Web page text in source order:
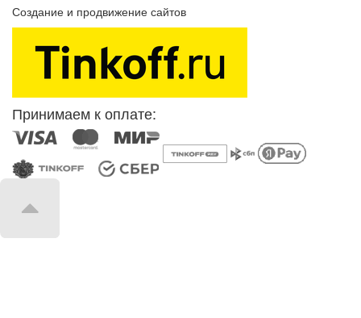
Создание и продвижение сайтов
Принимаем к оплате: